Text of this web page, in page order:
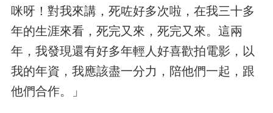
咪呀！對我來講，死咗好多次啦，在我三十多
年的生涯來看，死完又來，死完又來。這兩
年，我發現還有好多年輕人好喜歡拍電影，以
我的年資，我應該盡一分力，陪他們一起，跟
他們合作。」